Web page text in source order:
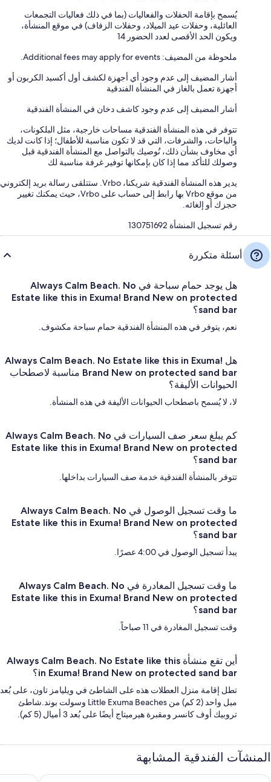
يُسمح بإقامة الحفلات والفعاليات (بما في ذلك فعاليات التجمعات
العائلية، وحفلات عيد الميلاد، وحفلات الزفاف) في موقع المنشأة،
ويكون الحد الأقصى لعدد الحضور 14
ملحوظة من المضيف: Additional fees may apply for events.
أشار المضيف إلى عدم وجود أي أجهزة لكشف أول أكسيد الكربون أو
أجهزة تعمل بالغاز في المنشأة الفندقية
أشار المضيف إلى عدم وجود كاشف دخان في المنشأة الفندقية
تتوفر في هذه المنشأة الفندقية مساحات خارجية، مثل البلكونات،
والباحات، والشرفات، التي قد لا تكون مناسبة للأطفال؛ إذا كانت لديك
أي مخاوف بشأن ذلك، نُوصيك بالتواصل مع المنشأة الفندقية قبل
وصولك للتأكد مما إذا كان بإمكانها توفير غرفة مناسبة لك
يدير هذه المنشأة الفندقية شريكنا، Vrbo. ستتلقى رسالة بريد إلكتروني
من موقع Vrbo بها رابط إلى حساب على Vrbo، حيث يمكنك تغيير
حجزك أو إلغائه.
رقم تسجيل المنشأة ⁦130751692⁩
أسئلة متكررة
هل يوجد حمام سباحة في Always Calm Beach. No
Estate like this in Exuma! Brand New on protected
sand bar؟
نعم، يتوفر في هذه المنشأة الفندقية حمام سباحة مكشوف.
هل Always Calm Beach. No Estate like this in Exuma!
Brand New on protected sand bar مناسبة لاصطحاب
الحيوانات الأليفة؟
لا، لا يُسمح باصطحاب الحيوانات الأليفة في هذه المنشأة.
كم يبلغ سعر صف السيارات في Always Calm Beach. No
Estate like this in Exuma! Brand New on protected
sand bar؟
تتوفر بالمنشأة الفندقية خدمة صف السيارات بداخلها.
ما وقت تسجيل الوصول في Always Calm Beach. No
Estate like this in Exuma! Brand New on protected
sand bar؟
يبدأ تسجيل الوصول في 4:00 عصرًا.
ما وقت تسجيل المغادرة في Always Calm Beach. No
Estate like this in Exuma! Brand New on protected
sand bar؟
وقت تسجيل المغادرة في 11 صباحاً.
أين تقع منشأة Always Calm Beach. No Estate like this
in Exuma! Brand New on protected sand bar؟
تطل إقامة منزل العطلات هذه على الشاطئ في ويليامز تاون، على بُعد
ميل واحد (2 كم) من Little Exuma Beaches وسولت بوند.شاطئ
تروبيك أوف كانسر ومقبرة هيرميتاج أيضًا على بُعد 3 أميال (5 كم).
المنشآت الفندقية المشابهة